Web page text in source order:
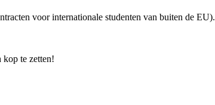
voor internationale studenten van buiten de EU).
kop te zetten!